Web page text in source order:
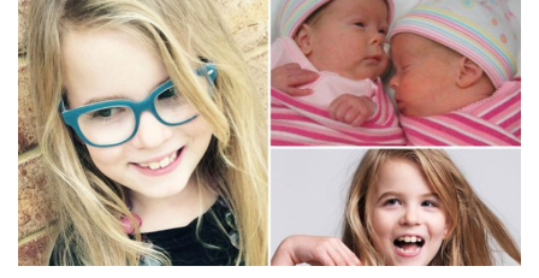
Virály
Sex a vztahy
Videa
Sledujte prima+